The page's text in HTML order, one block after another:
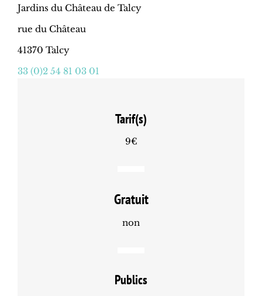
Jardins du Château de Talcy
rue du Château
41370 Talcy
33 (0)2 54 81 03 01
Tarif(s)
9€
Gratuit
non
Publics